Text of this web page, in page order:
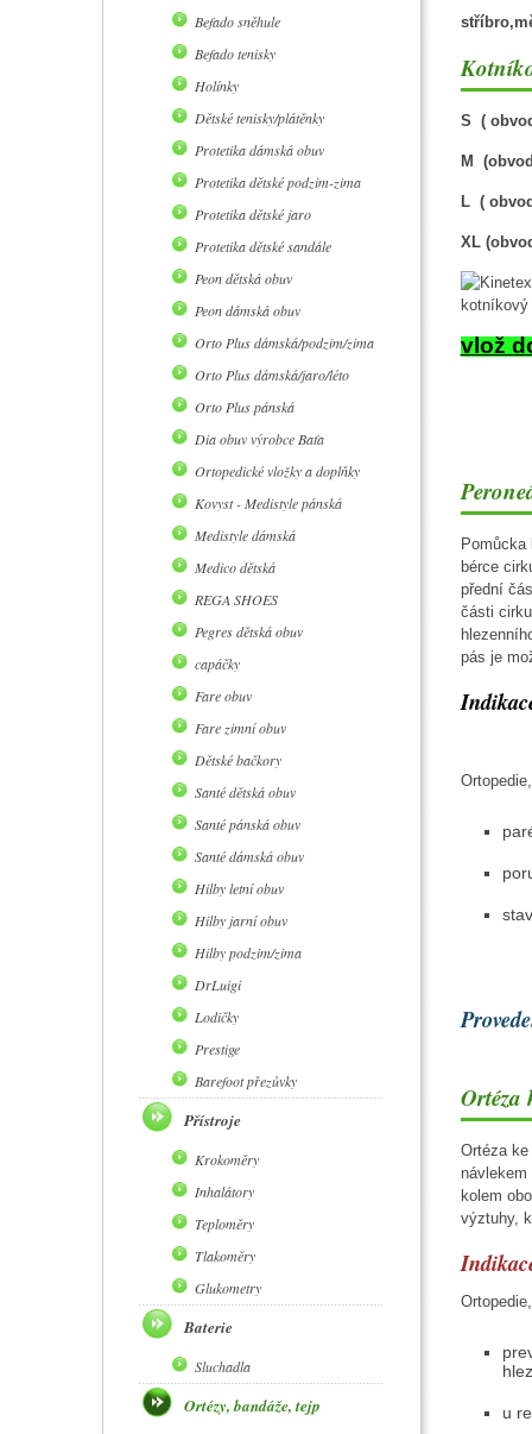
S (
M
L (
XL
vlož
bérce
přední
části
pás je
Ortéza
Ortéza
kolem
výztuhy,
u
Befado sněhule
Befado tenisky
Holínky
Dětské tenisky/plátěnky
Protetika dámská obuv
Protetika dětské podzim-zima
Protetika dětské jaro
Protetika dětské sandále
Peon dětská obuv
Peon dámská obuv
Orto Plus dámská/podzim/zima
Orto Plus dámská/jaro/léto
Orto Plus pánská
Dia obuv výrobce Baťa
Ortopedické vložky a doplňky
Kovyst - Medistyle pánská
Medistyle dámská
Medico dětská
REGA SHOES
Pegres dětská obuv
capáčky
Fare obuv
Fare zimní obuv
Dětské bačkory
Santé dětská obuv
Santé pánská obuv
Santé dámská obuv
Hilby letní obuv
Hilby jarní obuv
Hilby podzim/zima
DrLuigi
Lodičky
Prestige
Barefoot přezůvky
Přístroje
Krokoměry
Inhalátory
Teploměry
Tlakoměry
Glukometry
Baterie
Sluchadla
Ortézy, bandáže, tejp